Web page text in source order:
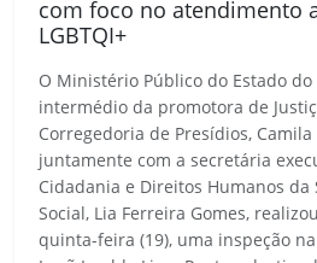
com foco no atendimento
LGBTQI+
O Ministério Público do Estado do
intermédio da promotora de
Corregedoria de Presídios, Camila
juntamente com a secretária
Cidadania e Direitos Humanos da
Social, Lia Ferreira Gomes,
quinta-feira (19), uma inspeção